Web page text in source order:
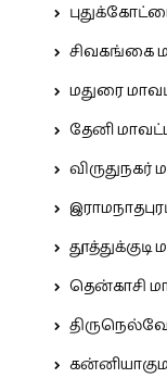
சிவகங்கை
மதுரை
தேனி
விருதுநகர்
தென்காசி